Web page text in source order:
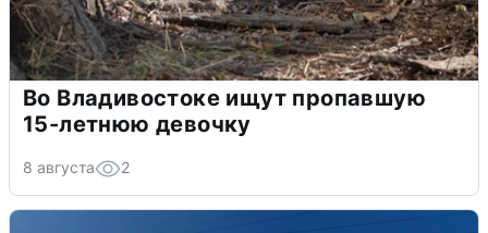
Во Владивостоке ищут пропавшую
15-летнюю девочку
8 августа 2